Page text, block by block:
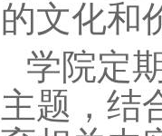
的文化和
学院定
主题，结